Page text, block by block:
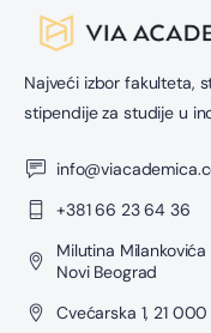
Najveći izbor fakulteta,
stipendije za studije u
+381 66 23 64 36
Milutina Milankovića
Novi Beograd
Cvećarska 1, 21